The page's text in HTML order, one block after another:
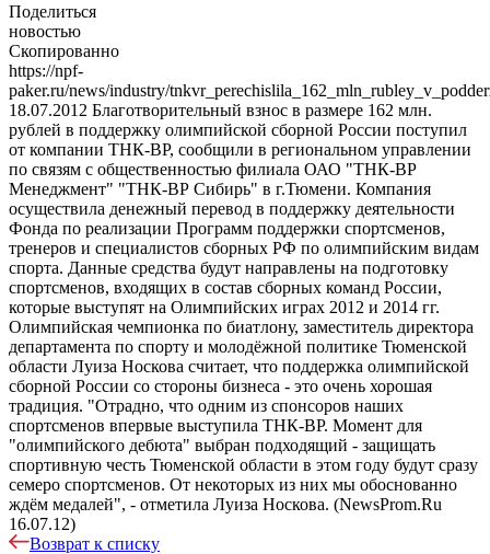
Поделиться
новостью
Скопированно
https://npf-
paker.ru/news/industry/
18.07.2012 Благотворительный взнос в размере 162 млн.
рублей в поддержку олимпийской сборной России поступил
от компании ТНК-ВР, сообщили в региональном управлении
по связям с общественностью филиала ОАО "ТНК-ВР
Менеджмент" "ТНК-ВР Сибирь" в г.Тюмени. Компания
осуществила денежный перевод в поддержку деятельности
Фонда по реализации Программ поддержки спортсменов,
тренеров и специалистов сборных РФ по олимпийским видам
спорта. Данные средства будут направлены на подготовку
спортсменов, входящих в состав сборных команд России,
которые выступят на Олимпийских играх 2012 и 2014 гг.
Олимпийская чемпионка по биатлону, заместитель директора
департамента по спорту и молодёжной политике Тюменской
области Луиза Носкова считает, что поддержка олимпийской
сборной России со стороны бизнеса - это очень хорошая
традиция. "Отрадно, что одним из спонсоров наших
спортсменов впервые выступила ТНК-ВР. Момент для
"олимпийского дебюта" выбран подходящий - защищать
спортивную честь Тюменской области в этом году будут сразу
семеро спортсменов. От некоторых из них мы обоснованно
ждём медалей", - отметила Луиза Носкова. (NewsProm.Ru
16.07.12)
Возврат к списку